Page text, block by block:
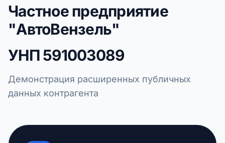
Частное предприятие
"АвтоВензель"
УНП591003089
Демонстрация расширенных публичных
данных контрагента